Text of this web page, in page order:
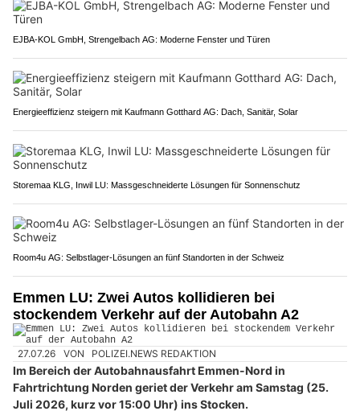
EJBA-KOL GmbH, Strengelbach AG: Moderne Fenster und Türen
Energieeffizienz steigern mit Kaufmann Gotthard AG: Dach, Sanitär, Solar
Storemaa KLG, Inwil LU: Massgeschneiderte Lösungen für Sonnenschutz
Room4u AG: Selbstlager-Lösungen an fünf Standorten in der Schweiz
Emmen LU: Zwei Autos kollidieren bei
stockendem Verkehr auf der Autobahn A2
27.07.26 VON POLIZEI.NEWS REDAKTION
Im Bereich der Autobahnausfahrt Emmen-Nord in
Fahrtrichtung Norden geriet der Verkehr am Samstag (25.
Juli 2026, kurz vor 15:00 Uhr) ins Stocken.